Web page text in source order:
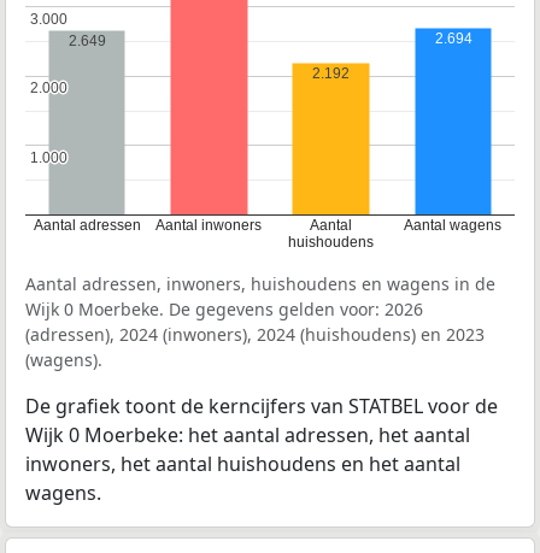
Aantal adressen Aantal inwoners
Aantal
huishoudens
Aantal wagens
1.000
1.000
2.000
2.000
3.000
3.000
2.649
2.192
2.694
Aantal adressen, inwoners, huishoudens en wagens in de
Wijk 0 Moerbeke. De gegevens gelden voor: 2026
(adressen), 2024 (inwoners), 2024 (huishoudens) en 2023
(wagens).
De grafiek toont de kerncijfers van STATBEL voor de
Wijk 0 Moerbeke: het aantal adressen, het aantal
inwoners, het aantal huishoudens en het aantal
wagens.